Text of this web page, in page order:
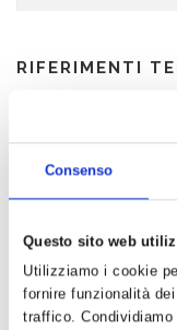
Consenso
Questo sito web
Utilizziamo i cookie
fornire funzionalità
traffico.
RIFERIMENTI
Riferimenti nei
MUN 1|MUN 2
ESPLORA
Tutti i documenti